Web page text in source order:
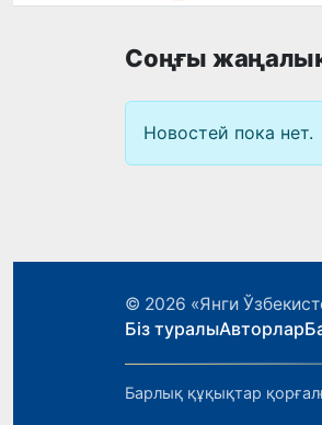
Жарты жылда
Соңғы
Новостей пока нет.
© 2026 «Янги
Біз туралыАвторлар
Барлық құқықтар